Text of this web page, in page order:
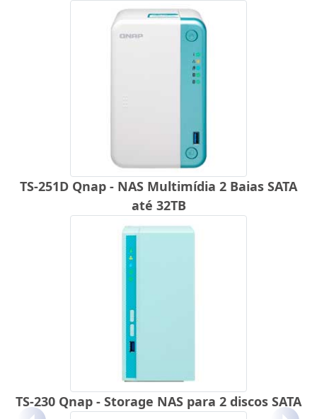
TS-251D Qnap - NAS Multimídia 2 Baias SATA
até 32TB
TS-230 Qnap - Storage NAS para 2 discos SATA